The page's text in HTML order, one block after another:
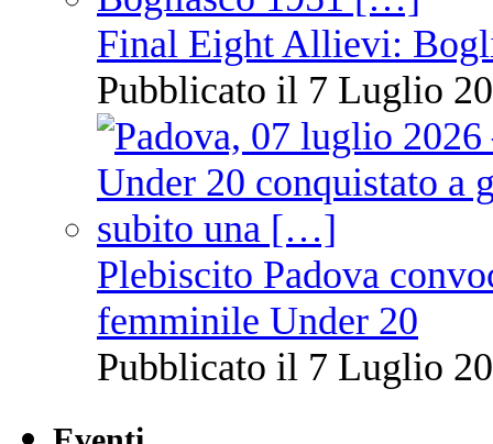
Final Eight Allievi:
Pubblicato il 7 Luglio
Plebiscito Padova
femminile Under 20
Pubblicato il 7 Luglio